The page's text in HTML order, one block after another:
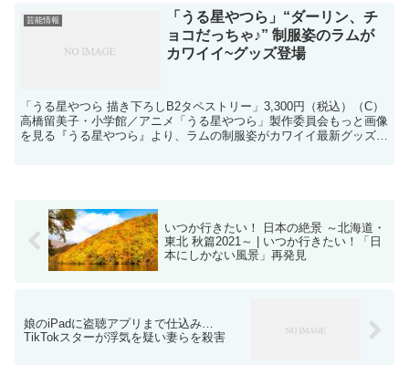
芸能情報
「うる星やつら」“ダーリン、チ
ョコだっちゃ♪” 制服姿のラムが
カワイイ~グッズ登場
「うる星やつら 描き下ろしB2タペストリー」3,300円（税込）（C）
高橋留美子・小学館／アニメ「うる星やつら」製作委員会もっと画像
を見る『うる星やつら』より、ラムの制服姿がカワイイ最新グッズが
いつか行きたい！ 日本の絶景 ～北海道・
東北 秋篇2021～ | いつか行きたい！「日
本にしかない風景」再発見
娘のiPadに盗聴アプリまで仕込み…
TikTokスターが浮気を疑い妻らを殺害